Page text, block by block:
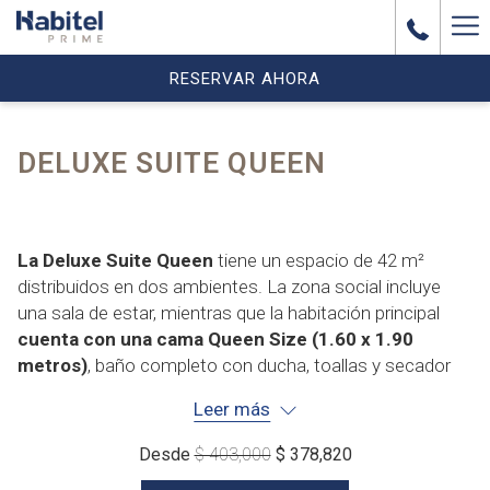
RESERVAR AHORA
DELUXE SUITE QUEEN
La Deluxe Suite Queen tiene un espacio de 42 m²
distribuidos en dos ambientes. La zona social incluye
una sala de estar, mientras que la habitación principal
cuenta con una cama Queen Size (1.60 x 1.90
metros), baño completo con ducha, toallas y secador
blackout y televisor Smart TV/LCD.
La habitación tiene capacidad para un máximo de 3
Leer más
Desde$ 403,000 $ 378,820